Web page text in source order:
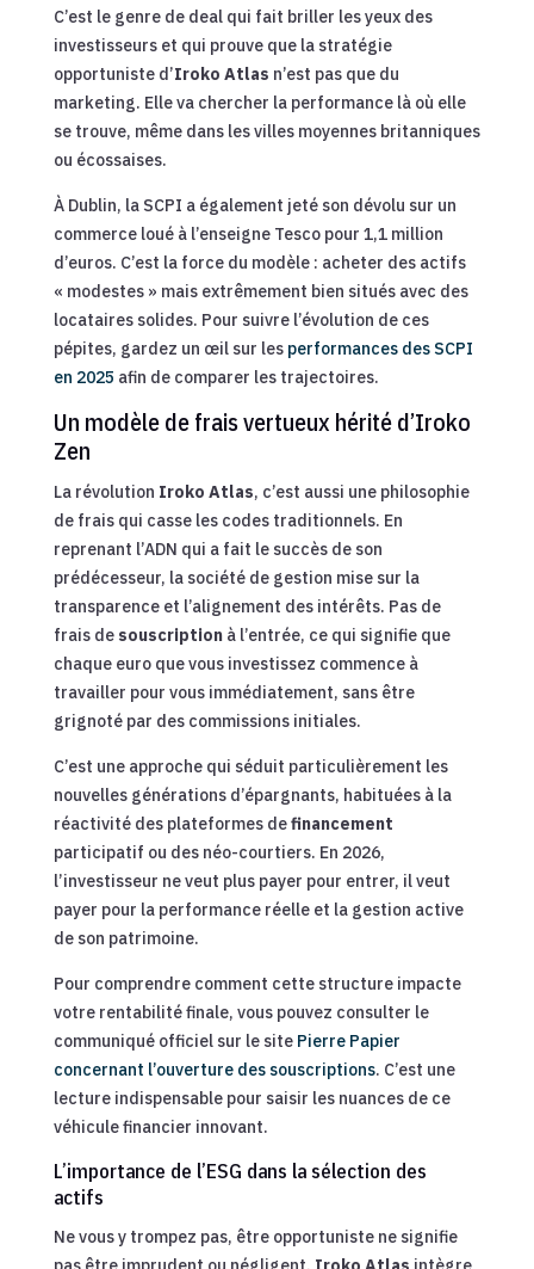
C’est le genre de deal qui fait briller les yeux des
investisseurs et qui prouve que la stratégie
opportuniste d’Iroko Atlas n’est pas que du
marketing. Elle va chercher la performance là où elle
se trouve, même dans les villes moyennes britanniques
ou écossaises.
À Dublin, la SCPI a également jeté son dévolu sur un
commerce loué à l’enseigne Tesco pour 1,1 million
d’euros. C’est la force du modèle : acheter des actifs
« modestes » mais extrêmement bien situés avec des
locataires solides. Pour suivre l’évolution de ces
pépites, gardez un œil sur les performances des SCPI
en 2025 afin de comparer les trajectoires.
Un modèle de frais vertueux hérité d’Iroko
Zen
La révolution Iroko Atlas, c’est aussi une philosophie
de frais qui casse les codes traditionnels. En
reprenant l’ADN qui a fait le succès de son
prédécesseur, la société de gestion mise sur la
transparence et l’alignement des intérêts. Pas de
frais de souscriptionà l’entrée, ce qui signifie que
chaque euro que vous investissez commence à
travailler pour vous immédiatement, sans être
grignoté par des commissions initiales.
C’est une approche qui séduit particulièrement les
nouvelles générations d’épargnants, habituées à la
réactivité des plateformes definancement
participatif ou des néo-courtiers. En 2026,
l’investisseur ne veut plus payer pour entrer, il veut
payer pour la performance réelle et la gestion active
de son patrimoine.
Pour comprendre comment cette structure impacte
votre rentabilité finale, vous pouvez consulter le
communiqué officiel sur le site Pierre Papier
concernant l’ouverture des souscriptions. C’est une
lecture indispensable pour saisir les nuances de ce
véhicule financier innovant.
L’importance de l’ESG dans la sélection des
actifs
Ne vous y trompez pas, être opportuniste ne signifie